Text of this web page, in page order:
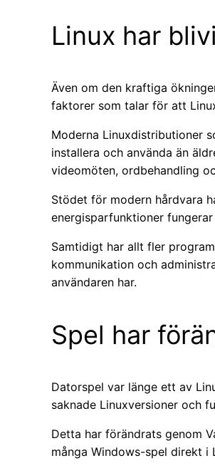
Linux har
Även om den kraftiga
faktorer som talar för att
Moderna Linuxdistributioner
installera och använda än
videomöten, ordbehandling
Stödet för modern hårdvara
energisparfunktioner
Samtidigt har allt fler
kommunikation och
användaren har.
Spel har
Datorspel var länge ett av
saknade Linuxversioner och
Detta har förändrats genom
många Windows-spel direkt i